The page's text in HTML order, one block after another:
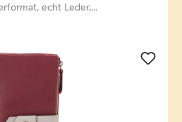
echt Leder,...